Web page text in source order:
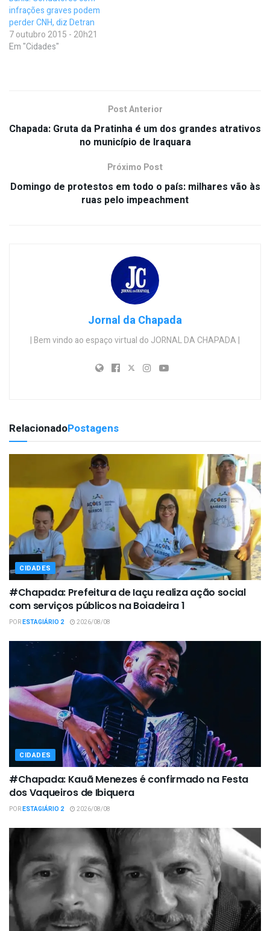
infrações graves podem
perder CNH, diz Detran
7 outubro 2015 - 20h21
Em "Cidades"
Post Anterior
Chapada: Gruta da Pratinha é um dos grandes atrativos
no município de Iraquara
Próximo Post
Domingo de protestos em todo o país: milhares vão às
ruas pelo impeachment
Jornal da Chapada
| Bem vindo ao espaço virtual do JORNAL DA CHAPADA |
RelacionadoPostagens
CIDADES
#Chapada: Prefeitura de Iaçu realiza ação social
com serviços públicos na Boiadeira 1
PORESTAGIÁRIO 2 2026/08/08
CIDADES
#Chapada: Kauã Menezes é confirmado na Festa
dos Vaqueiros de Ibiquera
PORESTAGIÁRIO 2 2026/08/08